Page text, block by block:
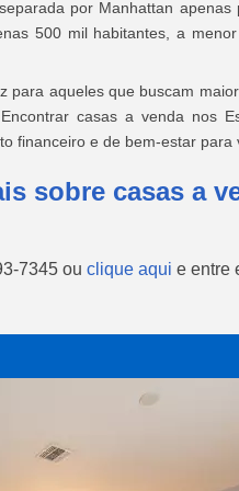
por Manhattan
500 mil habitantes, a
para aqueles que buscam
casas a venda nos
financeiro e de bem-estar para
sobre casas a
7345 ou clique aqui e entre